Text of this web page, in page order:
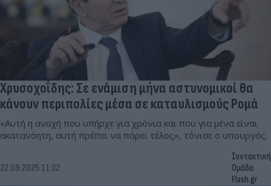
Χρυσοχοΐδης: Σε ενάμιση μήνα αστυνομικοί θα
κάνουν περιπολίες μέσα σε καταυλισμούς Ρομά
«Αυτή η ανοχή που υπήρχε για χρόνια και που για μένα είναι
ακατανόητη, αυτή πρέπει να πάρει τέλος», τόνισε ο υπουργός.
22.09.2025 11:32
Συντακτική
Ομάδα
Flash.gr